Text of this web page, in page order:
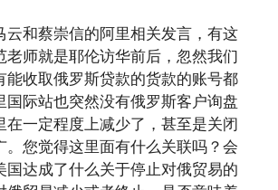
云和蔡崇信的阿里相关发言，有这
老师就是耶伦访华前后，忽然我们
能收取俄罗斯贷款的货款的账号都
国际站也突然没有俄罗斯客户询盘
在一定程度上减少了，甚至是关闭
。您觉得这里面有什么关联吗？会
国达成了什么关于停止对俄贸易的